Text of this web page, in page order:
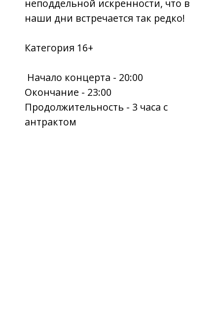
+7 86133 3-94-36
Аренда: concertpret@mail.ru
График работы кассы
Главная сцена Анапы +7 (86133) 3-94-36